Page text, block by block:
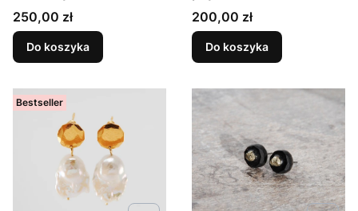
Cena
250,00 zł
Do koszyka
Cena
200,00 zł
Do koszyka
Bestseller